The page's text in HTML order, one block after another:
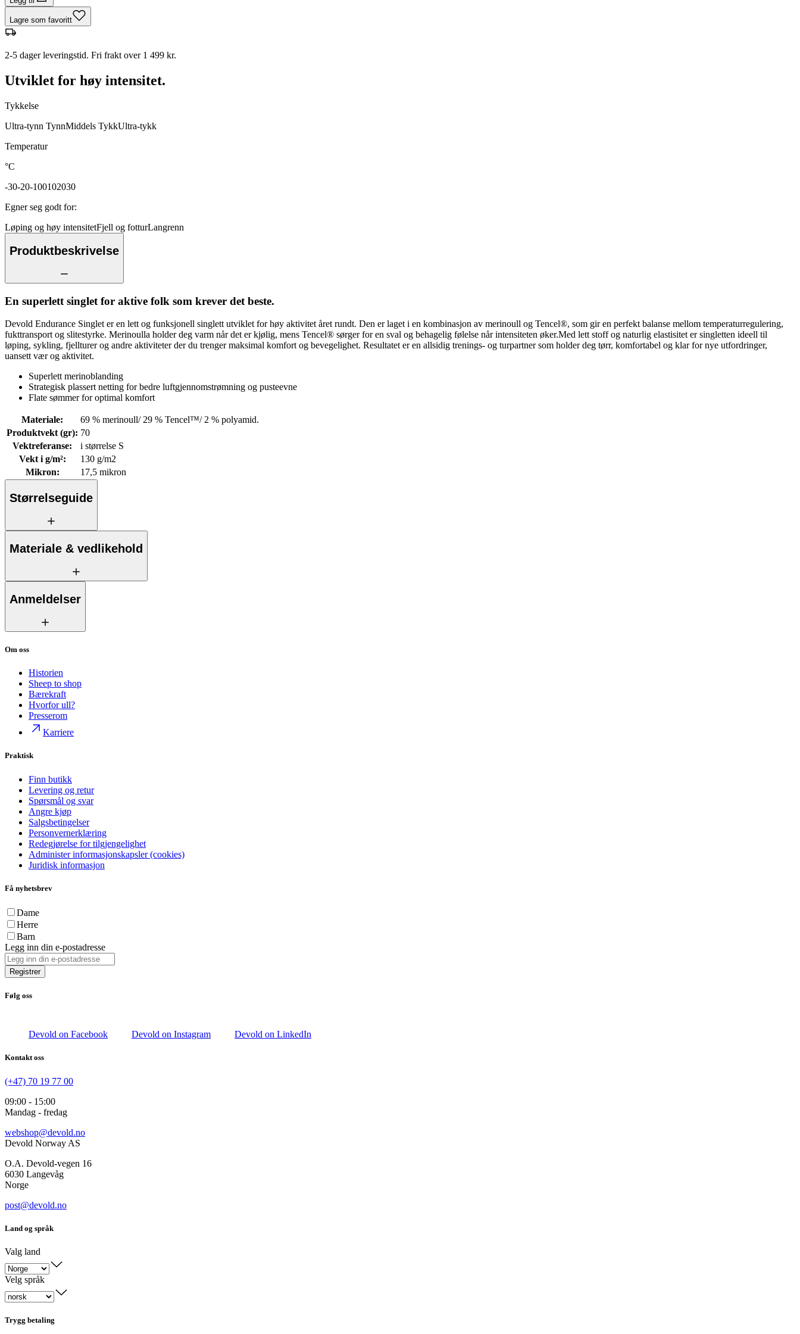
Lagre som favoritt
2-5 dager leveringstid. Fri frakt over 1 499 kr.
Utviklet for høy intensitet.
Tykkelse
Ultra-tynn TynnMiddels TykkUltra-tykk
Temperatur
°C
-30-20-100102030
Egner seg godt for:
Løping og høy intensitetFjell og fotturLangrenn
Produktbeskrivelse
En superlett singlet for aktive folk som krever det beste.
Devold Endurance Singlet er en lett og funksjonell singlett utviklet for høy aktivitet året rundt. Den er laget i en kombinasjon av merinoull og Tencel®, som gir en perfekt balanse mellom temperaturregulering,
fukttransport og slitestyrke. Merinoulla holder deg varm når det er kjølig, mens Tencel® sørger for en sval og behagelig følelse når intensiteten øker.Med lett stoff og naturlig elastisitet er singletten ideell til
løping, sykling, fjellturer og andre aktiviteter der du trenger maksimal komfort og bevegelighet. Resultatet er en allsidig trenings- og turpartner som holder deg tørr, komfortabel og klar for nye utfordringer,
uansett vær og aktivitet.
Superlett merinoblanding
Strategisk plassert netting for bedre luftgjennomstrømning og pusteevne
Flate sømmer for optimal komfort
Materiale:
69 % merinoull/ 29 % Tencel™/ 2 % polyamid.
Produktvekt (gr): 70
Vektreferanse:
i størrelse S
Vekt i g/m²:
130 g/m2
Mikron: 17,5 mikron
Størrelseguide
Materiale & vedlikehold
Anmeldelser
Om oss
Historien
Sheep to shop
Bærekraft
Hvorfor ull?
Presserom
Karriere
Praktisk
Finn butikk
Levering og retur
Spørsmål og svar
Angre kjøp
Salgsbetingelser
Personvernerklæring
Redegjørelse for tilgjengelighet
Administer informasjonskapsler (cookies)
Juridisk informasjon
Få nyhetsbrev
Dame
Herre
Barn
Legg inn din e-postadresse
Registrer
Følg oss
Devold on Facebook Devold on Instagram Devold on LinkedIn
Kontakt oss
(+47) 70 19 77 00
09:00 - 15:00
Mandag - fredag
webshop@devold.no
Devold Norway AS
O.A. Devold-vegen 16
6030 Langevåg
Norge
post@devold.no
Land og språk
Valg land
Velg språk
Trygg betaling